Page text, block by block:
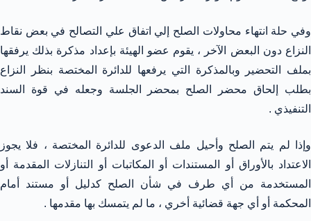
وفي حلة انتهاء محاولات الصلح إلي اتفاق علي التصالح في بعض نقاط
النزاع دون البعض الآخر ، يقوم عضو الهيئة بإعداد مذكرة بذلك يرفقها
بملف التحضير وبالمذكرة التي يرفعها للدائرة المختصة بنظر النزاع
بطلب إلحاق محضر الصلح بمحضر الجلسة وجعله في قوة السند
التنفيذي .
وإذا لم يتم الصلح وأحيل ملف الدعوى للدائرة المختصة ، فلا يجوز
الاعتداد بالأوراق أو المستندات أو المكاتبات أو التنازلات المقدمة أو
المستخدمة من أي طرف في شأن الصلح كدليل أو مستند أمام
المحكمة أو أي جهة قضائية أخري ، ما لم يتمسك بها مقدمها .